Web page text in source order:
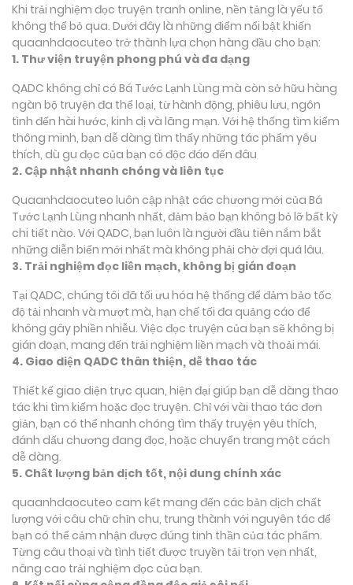
Khi trải nghiệm đọc truyện tranh online, nền tảng là yếu tố
không thể bỏ qua. Dưới đây là những điểm nổi bật khiến
quaanhdaocuteo trở thành lựa chọn hàng đầu cho bạn:
1. Thư viện truyện phong phú và đa dạng
QADC không chỉ có Bá Tước Lạnh Lùng mà còn sở hữu hàng
ngàn bộ truyện đa thể loại, từ hành động, phiêu lưu, ngôn
tình đến hài hước, kinh dị và lãng mạn. Với hệ thống tìm kiếm
thông minh, bạn dễ dàng tìm thấy những tác phẩm yêu
thích, dù gu đọc của bạn có độc đáo đến đâu
2. Cập nhật nhanh chóng và liên tục
Quaanhdaocuteo luôn cập nhật các chương mới của Bá
Tước Lạnh Lùng nhanh nhất, đảm bảo bạn không bỏ lỡ bất kỳ
chi tiết nào. Với QADC, bạn luôn là người đầu tiên nắm bắt
những diễn biến mới nhất mà không phải chờ đợi quá lâu.
3. Trải nghiệm đọc liền mạch, không bị gián đoạn
Tại QADC, chúng tôi đã tối ưu hóa hệ thống để đảm bảo tốc
độ tải nhanh và mượt mà, hạn chế tối đa quảng cáo để
không gây phiền nhiễu. Việc đọc truyện của bạn sẽ không bị
gián đoạn, mang đến trải nghiệm liền mạch và thoải mái.
4. Giao diện QADC thân thiện, dễ thao tác
Thiết kế giao diện trực quan, hiện đại giúp bạn dễ dàng thao
tác khi tìm kiếm hoặc đọc truyện. Chỉ với vài thao tác đơn
giản, bạn có thể nhanh chóng tìm thấy truyện yêu thích,
đánh dấu chương đang đọc, hoặc chuyển trang một cách
dễ dàng.
5. Chất lượng bản dịch tốt, nội dung chính xác
quaanhdaocuteo cam kết mang đến các bản dịch chất
lượng với câu chữ chỉn chu, trung thành với nguyên tác để
bạn có thể cảm nhận được đúng tinh thần của tác phẩm.
Từng câu thoại và tình tiết được truyền tải trọn vẹn nhất,
nâng cao trải nghiệm đọc của bạn.